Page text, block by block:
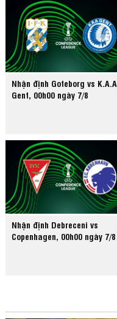
Nhận định Goteborg vs K.A.A.
Gent, 00h00 ngày 7/8
Nhận định Debreceni vs
Copenhagen, 00h00 ngày 7/8